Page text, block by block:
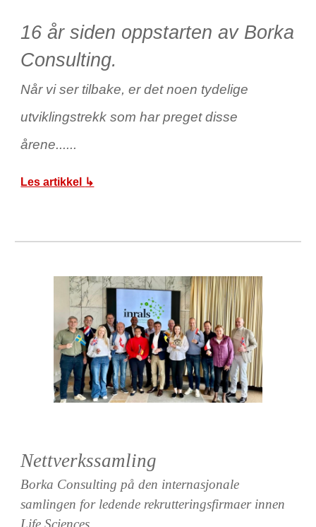
16 år siden oppstarten av Borka
Consulting.
Når vi ser tilbake, er det noen tydelige
utviklingstrekk som har preget disse
årene......
Les artikkel ↳
Nettverkssamling
Borka Consulting på den internasjonale
samlingen for ledende rekrutteringsfirmaer innen
Life Sciences